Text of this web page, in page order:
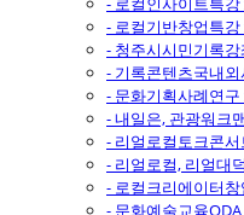
- 로컬기반창업특
- 청주시시민기록
- 기록콘텐츠국내
- 문화기획사례연
- 내일은, 관광워크
- 리얼로컬토크콘
- 리얼로컬, 리얼대
- 로컬크리에이터
- 문화예술교육